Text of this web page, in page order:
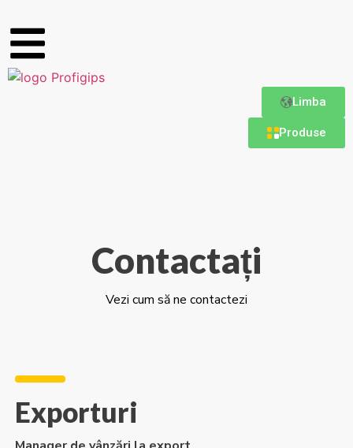
Limba
Produse
Contactați
Vezi cum să ne contactezi
Exporturi